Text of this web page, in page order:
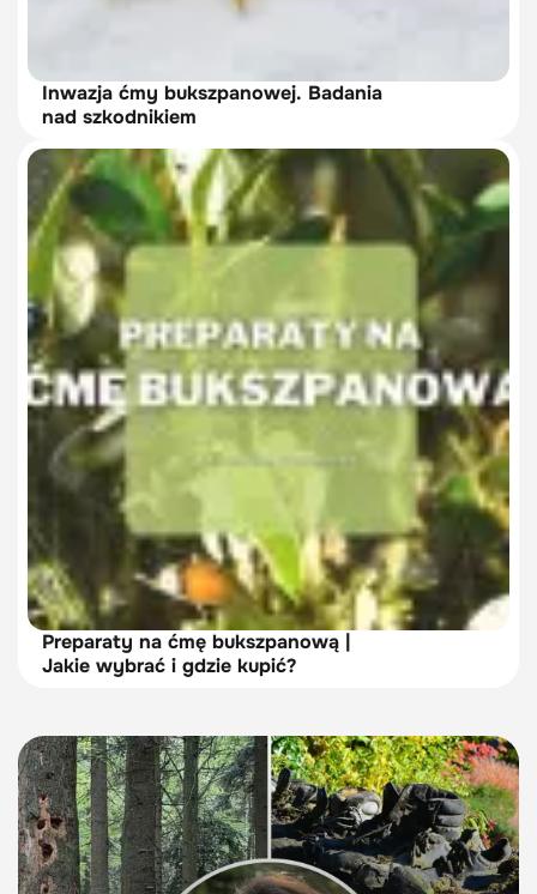
Inwazja ćmy bukszpanowej. Badania
nad szkodnikiem
Preparaty na ćmę bukszpanową |
Jakie wybrać i gdzie kupić?